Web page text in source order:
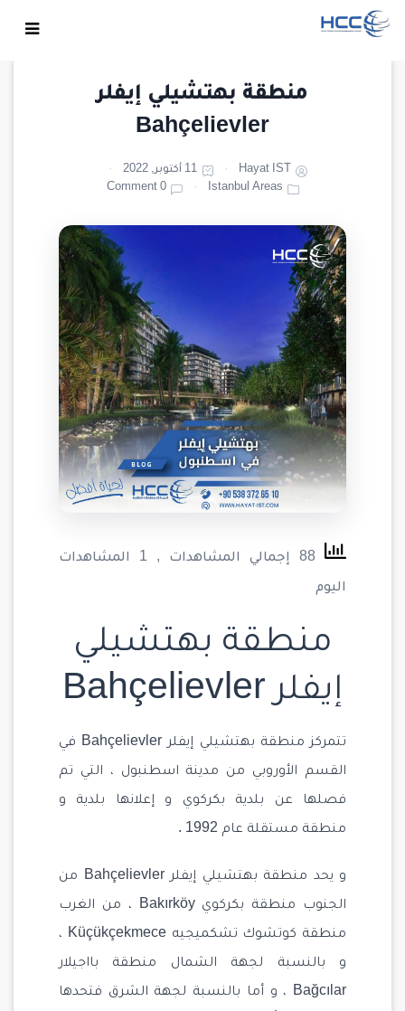
منطقة بهتشيلي إيفلر
Bahçelievler
Hayat IST
11 أكتوبر, 2022
Istanbul Areas
0 Comment
, 1 المشاهدات
اليوم
منطقة بهتشيلي
إيفلر Bahçelievler
تتمركز منطقة بهتشيلي إيفلر Bahçelievler في
القسم الأوروبي من مدينة اسطنبول ، التي تم
فصلها عن بلدية بكركوي و إعلانها بلدية و
منطقة مستقلة عام 1992 .
و يحد منطقة بهتشيلي إيفلر Bahçelievler من
الجنوب منطقة بكركوي Bakırköy ، من الغرب
منطقة كوتشوك تشكميجيه Küçükçekmece ،
و بالنسبة لجهة الشمال منطقة بااجيلار
Bağcılar ، و أما بالنسبة لجهة الشرق فتحدها